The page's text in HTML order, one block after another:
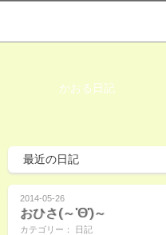
かおる日記
2014-05-26
おひさ(～'Θ')～
カテゴリー： 日記